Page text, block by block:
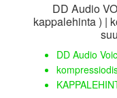
DD Audio
kappalehinta ) |
DD Audio